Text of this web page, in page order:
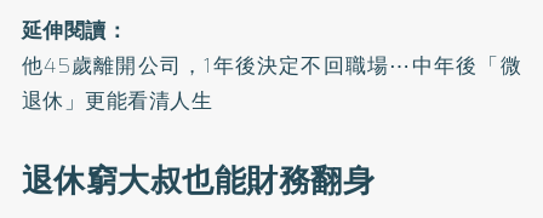
延伸閱讀：
他45歲離開公司，1年後決定不回職場⋯中年後「微
退休」更能看清人生
退休窮大叔也能財務翻身